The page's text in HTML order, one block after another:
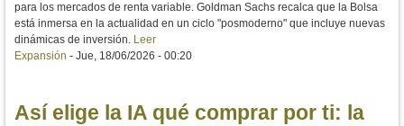
para los mercados de renta variable. Goldman Sachs recalca que la Bolsa
está inmersa en la actualidad en un ciclo "posmoderno" que incluye nuevas
dinámicas de inversión. Leer
Expansión - Jue, 18/06/2026 - 00:20
Así elige la IA qué comprar por ti: la